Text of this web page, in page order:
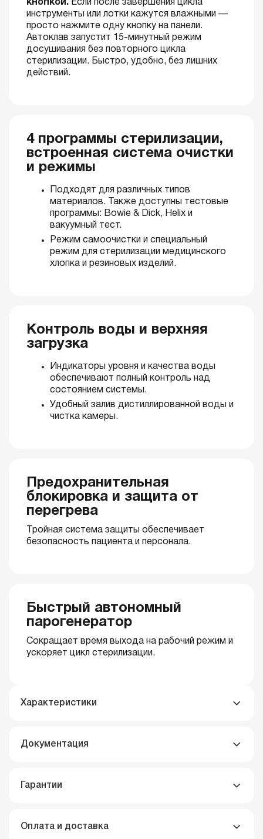
кнопкой. Если после завершения цикла
инструменты или лотки кажутся влажными —
просто нажмите одну кнопку на панели.
Автоклав запустит 15-минутный режим
досушивания без повторного цикла
стерилизации. Быстро, удобно, без лишних
действий.
4 программы стерилизации,
встроенная система очистки
и режимы
Подходят для различных типов
материалов. Также доступны тестовые
программы: Bowie & Dick, Helix и
вакуумный тест.
Режим самоочистки и специальный
режим для стерилизации медицинского
хлопка и резиновых изделий.
Контроль воды и верхняя
загрузка
Индикаторы уровня и качества воды
обеспечивают полный контроль над
состоянием системы.
Удобный залив дистиллированной воды и
чистка камеры.
Предохранительная
блокировка и защита от
перегрева
Тройная система защиты обеспечивает
безопасность пациента и персонала.
Быстрый автономный
парогенератор
Сокращает время выхода на рабочий режим и
ускоряет цикл стерилизации.
Характеристики
Документация
Гарантии
Оплата и доставка